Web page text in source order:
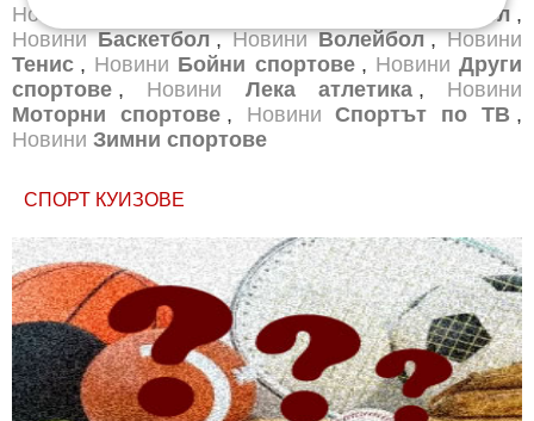
Новини Световен футбол ,
Новини Баскетбол ,Новини Волейбол ,Новини
Тенис , Новини Бойни спортове , Новини Други
спортове , Новини Лека атлетика , Новини
Моторни спортове , Новини Спортът по ТВ ,
Новини Зимни спортове
СПОРТ КУИЗОВЕ